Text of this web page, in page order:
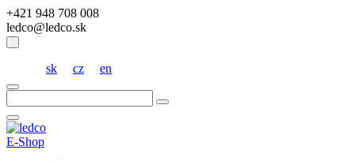
+421 948 708 008
ledco@ledco.sk
sk cz en
E-Shop